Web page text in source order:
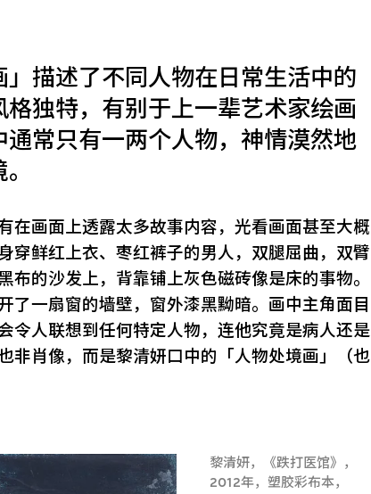
描述了不同人物在日常生活中的
独特，有别于上一辈艺术家绘画
常只有一两个人物，神情漠然地
在画面上透露太多故事内容，光看画面甚至大概
穿鲜红上衣、枣红裤子的男人，双腿屈曲，双臂
布的沙发上，背靠铺上灰色磁砖像是床的事物。
了一扇窗的墙壁，窗外漆黑黝暗。画中主角面目
令人联想到任何特定人物，连他究竟是病人还是
非肖像，而是黎清妍口中的「人物处境画」（也
黎清妍，《跌打医馆》，
2012年，塑胶彩布本，